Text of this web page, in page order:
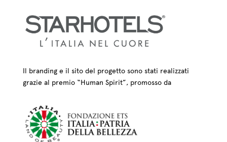
Il branding e il sito del progetto sono stati realizzati
grazie al premio “Human Spirit”, promosso da